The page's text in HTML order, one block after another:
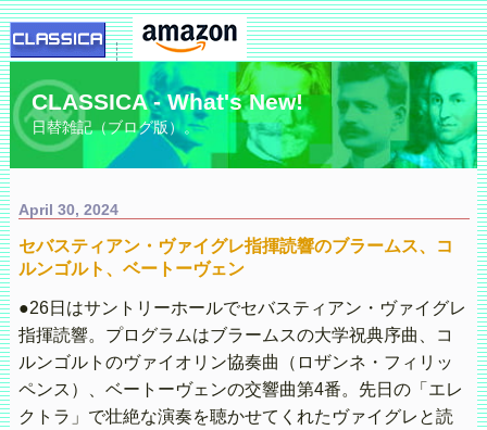
CLASSICA - What's New!
日替雑記（ブログ版）。
April 30, 2024
セバスティアン・ヴァイグレ指揮読響のブラームス、コ
ルンゴルト、ベートーヴェン
●26日はサントリーホールでセバスティアン・ヴァイグレ
指揮読響。プログラムはブラームスの大学祝典序曲、コ
ルンゴルトのヴァイオリン協奏曲（ロザンネ・フィリッ
ペンス）、ベートーヴェンの交響曲第4番。先日の「エレ
クトラ」で壮絶な演奏を聴かせてくれたヴァイグレと読